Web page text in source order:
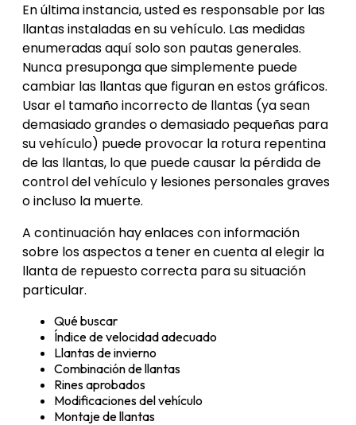
En última instancia, usted es responsable por las
llantas instaladas en su vehículo. Las medidas
enumeradas aquí solo son pautas generales.
Nunca presuponga que simplemente puede
cambiar las llantas que figuran en estos gráficos.
Usar el tamaño incorrecto de llantas (ya sean
demasiado grandes o demasiado pequeñas para
su vehículo) puede provocar la rotura repentina
de las llantas, lo que puede causar la pérdida de
control del vehículo y lesiones personales graves
o incluso la muerte.
A continuación hay enlaces con información
sobre los aspectos a tener en cuenta al elegir la
llanta de repuesto correcta para su situación
particular.
Qué buscar
Índice de velocidad adecuado
Llantas de invierno
Combinación de llantas
Rines aprobados
Modificaciones del vehículo
Montaje de llantas